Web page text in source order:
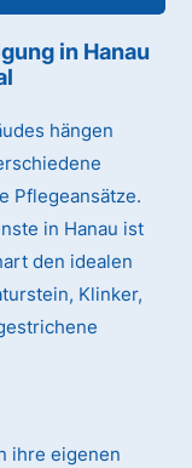
in Hanau
hängen
Pflegeansätze.
in Hanau ist
den idealen
Klinker,
ihre eigenen